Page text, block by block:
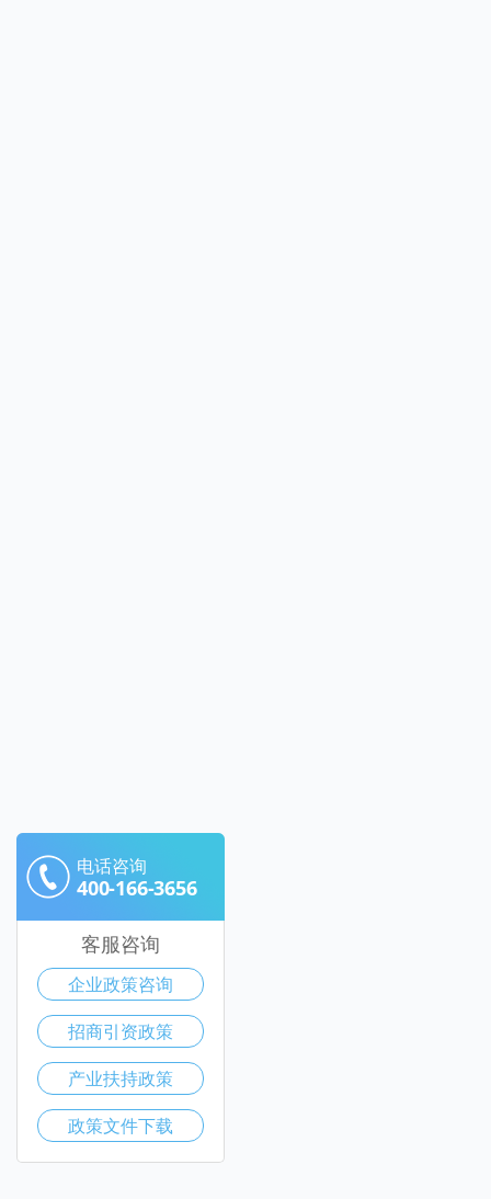
电话咨询
400-166-3656
客服咨询
企业政策咨询
招商引资政策
产业扶持政策
政策文件下载